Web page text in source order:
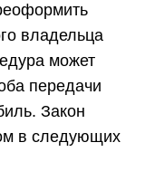
владельца
может
передачи
Закон
в следующих